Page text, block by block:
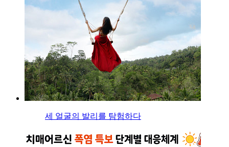
세 얼굴의 발리를 탐험하다